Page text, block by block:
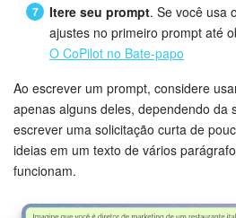
Assinatura eletrônica
Base de conhecimento
Videoconferências em HD
Processos de negócio
Itere seu prompt. Se você usa
ajustes no primeiro prompt até
O CoPilot no Bate-papo
Ao escrever um prompt, considere
apenas alguns deles, dependendo da
escrever uma solicitação curta de
ideias em um texto de vários
funcionam.